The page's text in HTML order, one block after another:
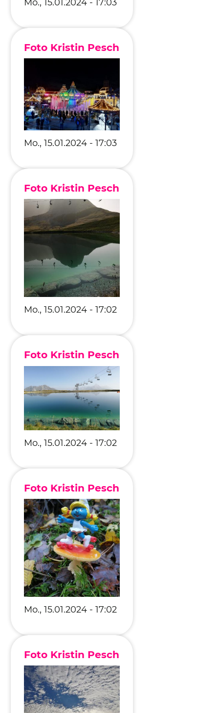
Mo., 15.01.2024 - 17:03
Foto Kristin Pesch
Mo., 15.01.2024 - 17:03
Foto Kristin Pesch
Mo., 15.01.2024 - 17:02
Foto Kristin Pesch
Mo., 15.01.2024 - 17:02
Foto Kristin Pesch
Mo., 15.01.2024 - 17:02
Foto Kristin Pesch